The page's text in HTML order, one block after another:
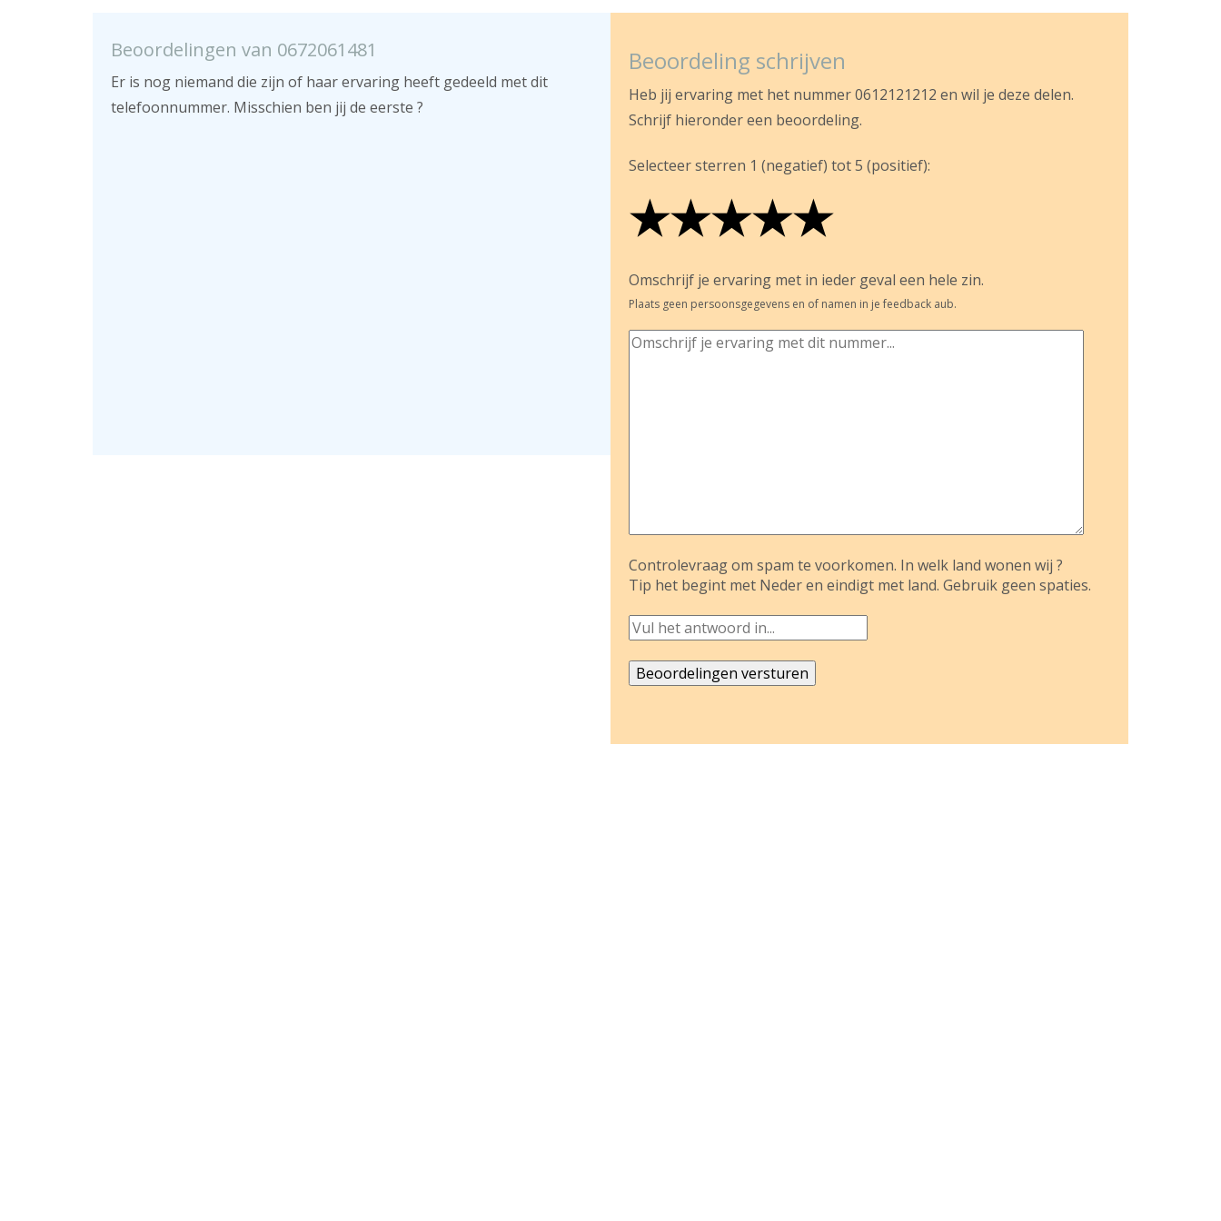
Beoordelingen van 0672061481
Er is nog niemand die zijn of haar ervaring heeft gedeeld met dit
telefoonnummer. Misschien ben jij de eerste ?
Beoordeling schrijven
Heb jij ervaring met het nummer 0612121212 en wil je deze delen.
Schrijf hieronder een beoordeling.
Selecteer sterren 1 (negatief) tot 5 (positief):
★
★★
★★★
★★★★
★★★★★
Omschrijf je ervaring met in ieder geval een hele zin.
Plaats geen persoonsgegevens en of namen in je feedback aub.
Controlevraag om spam te voorkomen. In welk land wonen wij ?
Tip het begint met Neder en eindigt met land. Gebruik geen spaties.